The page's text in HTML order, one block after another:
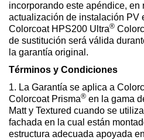
incorporando este apéndice, en
actualización de instalación PV
Colorcoat HPS200 Ultra®
de sustitución será válida
la garantía original.
Términos y Condiciones
1. La Garantía se aplica a
Colorcoat Prisma® en la gama
Matt y Textured cuando se
fachada en la cual están
estructura adecuada apoyada